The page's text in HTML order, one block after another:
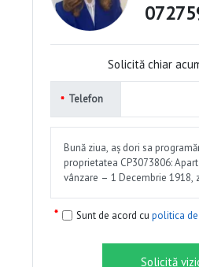
Solicită chiar
Telefon
Sunt de acord cu politica
Solicită